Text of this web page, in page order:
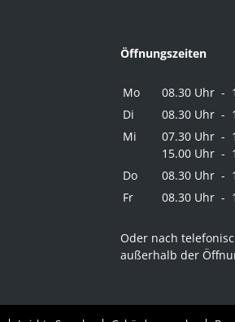
Öffnungszeiten
Mo
08.30 Uhr -
Di
08.30 Uhr -
Mi
07.30 Uhr -
15.00 Uhr -
Do
08.30 Uhr -
Fr
08.30 Uhr -
Oder nach
außerhalb der